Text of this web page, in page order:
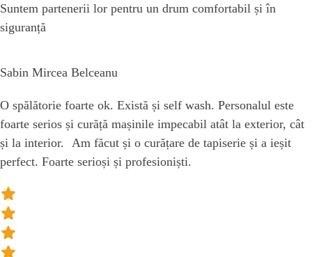
Suntem partenerii lor pentru un drum comfortabil și în
siguranță
Sabin Mircea Belceanu
O spălătorie foarte ok. Există și self wash. Personalul este
foarte serios și curăță mașinile impecabil atât la exterior, cât
și la interior. Am făcut și o curățare de tapiserie și a ieșit
perfect. Foarte serioși și profesioniști.